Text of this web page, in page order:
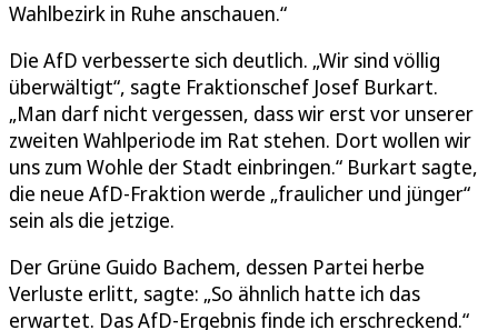
Wahlbezirk in Ruhe anschauen.“
Die AfD verbesserte sich deutlich. „Wir sind völlig
überwältigt“, sagte Fraktionschef Josef Burkart.
„Man darf nicht vergessen, dass wir erst vor unserer
zweiten Wahlperiode im Rat stehen. Dort wollen wir
uns zum Wohle der Stadt einbringen.“ Burkart sagte,
die neue AfD-Fraktion werde „fraulicher und jünger“
sein als die jetzige.
Der Grüne Guido Bachem, dessen Partei herbe
Verluste erlitt, sagte: „So ähnlich hatte ich das
erwartet. Das AfD-Ergebnis finde ich erschreckend.“